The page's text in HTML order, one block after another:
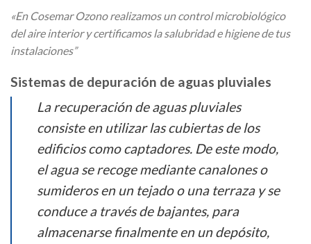
«En Cosemar Ozono realizamos un control microbiológico
del aire interior y certificamos la salubridad e higiene de tus
instalaciones”
Sistemas de depuración de aguas pluviales
La recuperación de aguas pluviales
consiste en utilizar las cubiertas de los
edificios como captadores. De este modo,
el agua se recoge mediante canalones o
sumideros en un tejado o una terraza y se
conduce a través de bajantes, para
almacenarse finalmente en un depósito,